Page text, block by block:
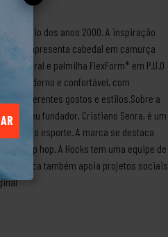
do início dos anos 2000. A inspiração
hoje, apresenta cabedal em camurça
natural e palmilha FlexForm* em P.U.O
moderno e confortável, com
diferentes gostos e estilos.Sobre a
Sul. Seu fundador, Cristiano Senra, é um
do esporte. A marca se destaca
no hip hop. A Hocks tem uma equipe de
A marca também apoia projetos sociais